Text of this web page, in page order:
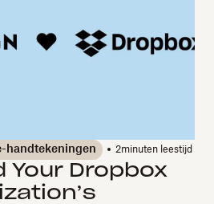
handtekeningen 2minuten leestijd
Your Dropbox